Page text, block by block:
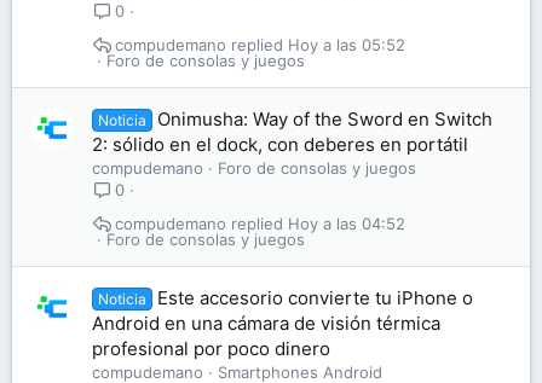
0
Foro de consolas y juegos
Hoy a las 05:52
compudemano
Noticia
Onimusha: Way of the Sword en Switch
2: sólido en el dock, con deberes en portátil
compudemano
Foro de consolas y juegos
0
Foro de consolas y juegos
Hoy a las 04:52
compudemano
Noticia
Este accesorio convierte tu iPhone o
Android en una cámara de visión térmica
profesional por poco dinero
compudemano
Smartphones Android